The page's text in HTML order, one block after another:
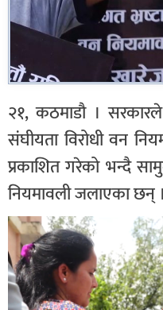
२१, कठमाडौ ।
संघीयता विरोधी वन
प्रकाशित गरेको भन्दै
नियमावली जलाएका छन् ।